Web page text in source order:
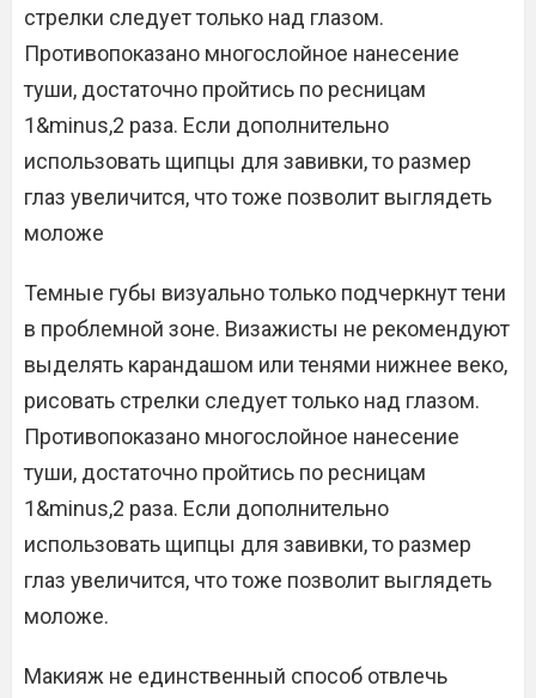
стрелки следует только над глазом.
Противопоказано многослойное нанесение
туши, достаточно пройтись по ресницам
1&minus,2 раза. Если дополнительно
использовать щипцы для завивки, то размер
глаз увеличится, что тоже позволит выглядеть
моложе
Темные губы визуально только подчеркнут тени
в проблемной зоне. Визажисты не рекомендуют
выделять карандашом или тенями нижнее веко,
рисовать стрелки следует только над глазом.
Противопоказано многослойное нанесение
туши, достаточно пройтись по ресницам
1&minus,2 раза. Если дополнительно
использовать щипцы для завивки, то размер
глаз увеличится, что тоже позволит выглядеть
моложе.
Макияж не единственный способ отвлечь